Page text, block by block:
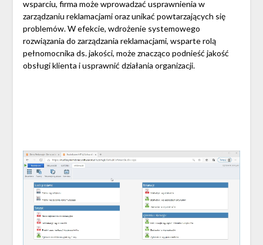
wsparciu, firma może wprowadzać usprawnienia w
zarządzaniu reklamacjami oraz unikać powtarzających się
problemów. W efekcie, wdrożenie systemowego
rozwiązania do zarządzania reklamacjami, wsparte rolą
pełnomocnika ds. jakości, może znacząco podnieść jakość
obsługi klienta i usprawnić działania organizacji.